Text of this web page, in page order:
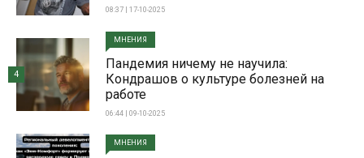
08:37 | 17-10-2025
МНЕНИЯ
Пандемия ничему не научила:
Кондрашов о культуре болезней на
работе
06:44 | 09-10-2025
4
МНЕНИЯ